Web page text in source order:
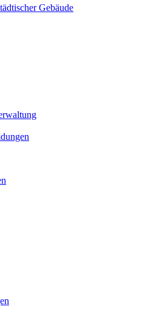
Gebäude